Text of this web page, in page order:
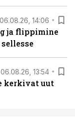
06.08.26, 14:06
ja flippimine
06.08.26, 13:54
kerkivat uut